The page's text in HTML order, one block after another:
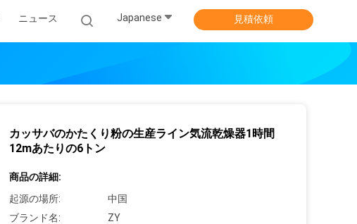
ニュース Japanese 見積依頼
カッサバのかたくり粉の生産ライン気流乾燥器1時間
12mあたりの6トン
商品の詳細:
起源の場所:
中国
ブランド名:
ZY